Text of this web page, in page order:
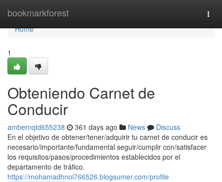
bookmarkforest
Home
Home
1
Obteniendo Carnet de
Conducir
ambernqld655238 361 days ago News
Discuss
En el objetivo de obtener/tener/adquirir tu carnet de conducir es
necesario/importante/fundamental seguir/cumplir con/satisfacer
los requisitos/pasos/procedimientos establecidos por el
departamento de tráfico.
https://mohamadhnoi766526.blogsumer.com/profile